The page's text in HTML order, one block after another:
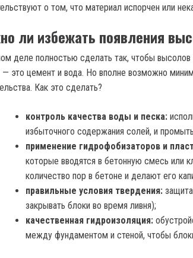
о том, что материал испорчен или
ли избежать появления
деле полностью сделать так, чтобы
— это цемент и вода. Но вполне возможно
Как это сделать?
контроль качества воды и песка:
избыточного содержания солей, и
применение гидрофобизаторов и
которые вводятся в бетонную смесь или
количество пор в бетоне и делают его
правильные условия твердения:
закрывать блоки во время ливня);
качественная гидроизоляция:
между фундаментом и стеной, чтобы блоки